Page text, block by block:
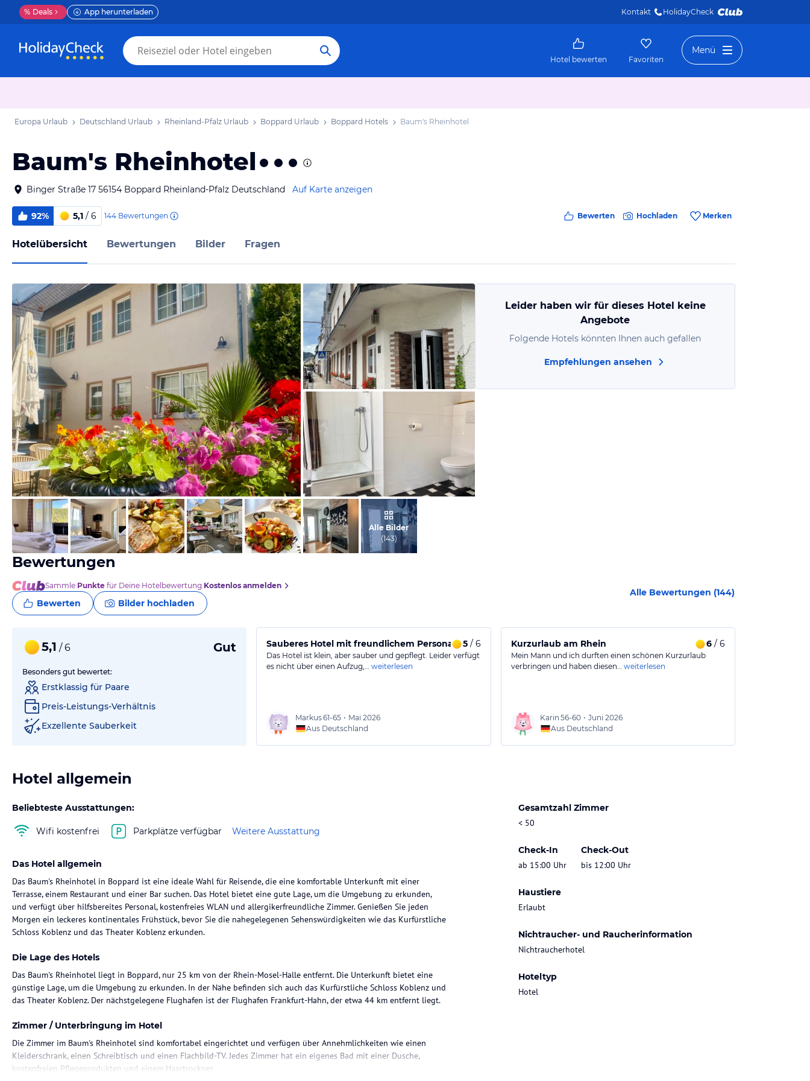
% Deals App herunterladen Kontakt HolidayCheck
Hotel bewerten Favoriten
Menü
Europa Urlaub Deutschland Urlaub Rheinland-Pfalz Urlaub Boppard Urlaub Boppard Hotels Baum's Rheinhotel
Baum's Rheinhotel
Binger Straße 17 56154 Boppard Rheinland-Pfalz Deutschland Auf Karte anzeigen
92% 5,1 / 6 144 Bewertungen Bewerten Hochladen Merken
Hotelübersicht Bewertungen Bilder Fragen
vom Hotelier, Juli 2021
vom Hotelier, Juli 2021
vom Hotelier, Juli 2021
Alle Bilder
(143)
Leider haben wir für dieses Hotel keine
Angebote
Folgende Hotels könnten Ihnen auch gefallen
Empfehlungen ansehen
Bewertungen
Sammle Punkte für Deine Hotelbewertung.Kostenlos anmelden
Bewerten Bilder hochladen
Alle Bewertungen (144)
5,1 / 6 Gut
Besonders gut bewertet:
Erstklassig für Paare
Preis-Leistungs-Verhältnis
Exzellente Sauberkeit
Sauberes Hotel mit freundlichem Personal 5/ 6
Das Hotel ist klein, aber sauber und gepflegt. Leider verfügt
es nicht über einen Aufzug,… weiterlesen
Markus61-65 • Mai 2026
Aus Deutschland
Kurzurlaub am Rhein 6/ 6
Mein Mann und ich durften einen schönen Kurzurlaub
verbringen und haben diesen… weiterlesen
Karin 56-60 • Juni 2026
Aus Deutschland
Hotel allgemein
Beliebteste Ausstattungen:
Wifi kostenfrei Parkplätze verfügbar Weitere Ausstattung
Gesamtzahl Zimmer
< 50
Check-In
ab 15:00 Uhr
Check-Out
bis 12:00 Uhr
Haustiere
Erlaubt
Nichtraucher- und Raucherinformation
Nichtraucherhotel
Hoteltyp
Hotel
Das Hotel allgemein
Das Baum's Rheinhotel in Boppard ist eine ideale Wahl für Reisende, die eine komfortable Unterkunft mit einer
Terrasse, einem Restaurant und einer Bar suchen. Das Hotel bietet eine gute Lage, um die Umgebung zu erkunden,
und verfügt über hilfsbereites Personal, kostenfreies WLAN und allergikerfreundliche Zimmer. Genießen Sie jeden
Morgen ein leckeres kontinentales Frühstück, bevor Sie die nahegelegenen Sehenswürdigkeiten wie das Kurfürstliche
Schloss Koblenz und das Theater Koblenz erkunden.
Die Lage des Hotels
Das Baum's Rheinhotel liegt in Boppard, nur 25 km von der Rhein-Mosel-Halle entfernt. Die Unterkunft bietet eine
günstige Lage, um die Umgebung zu erkunden. In der Nähe befinden sich auch das Kurfürstliche Schloss Koblenz und
das Theater Koblenz. Der nächstgelegene Flughafen ist der Flughafen Frankfurt-Hahn, der etwa 44 km entfernt liegt.
Zimmer / Unterbringung im Hotel
Die Zimmer im Baum's Rheinhotel sind komfortabel eingerichtet und verfügen über Annehmlichkeiten wie einen
Kleiderschrank, einen Schreibtisch und einen Flachbild-TV. Jedes Zimmer hat ein eigenes Bad mit einer Dusche,
kostenfreien Pflegeprodukten und einem Haartrockner.